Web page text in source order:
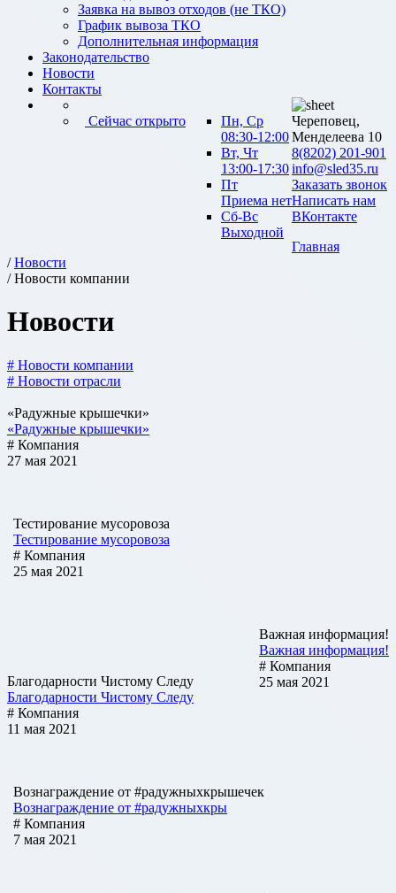
Заявка на вывоз отходов (не ТКО)
График вывоза ТКО
Дополнительная информация
Законодательство
Новости
Контакты
Сейчас открыто
Пн, Ср
08:30-12:00
Вт, Чт
13:00-17:30
Пт
Приема нет
Сб-Вс
Выходной
Череповец,
Менделеева 10
8(8202) 201-901
info@sled35.ru
Заказать звонок
Написать нам
ВКонтакте
Главная
/Новости
/ Новости компании
Новости
# Новости компании
# Новости отрасли
«Радужные крышечки»
«Радужные крышечки»
# Компания
27 мая 2021
Тестирование мусоровоза
Тестирование мусоровоза
# Компания
25 мая 2021
Важная информация!
Важная информация!
# Компания
25 мая 2021
Благодарности Чистому Следу
Благодарности Чистому Следу
# Компания
11 мая 2021
Вознаграждение от #радужныхкрышечек
Вознаграждение от #радужныхкры
# Компания
7 мая 2021